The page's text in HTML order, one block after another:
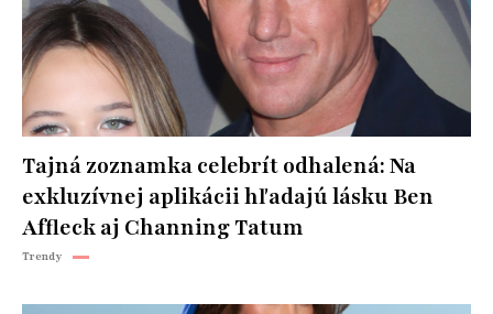
Tajná zoznamka celebrít odhalená: Na
exkluzívnej aplikácii hľadajú lásku Ben
Affleck aj Channing Tatum
Trendy